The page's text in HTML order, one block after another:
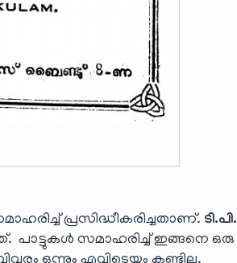
പ്രസിദ്ധീകരിച്ചതാണ്. ടി.പി.
പാട്ടുകൾ സമാഹരിച്ച് ഇങ്ങനെ ഒരു